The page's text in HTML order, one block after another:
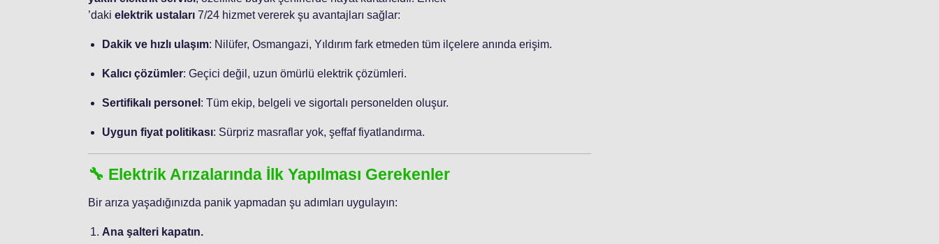
’daki elektrik ustaları 7/24 hizmet vererek şu avantajları sağlar:
Dakik ve hızlı ulaşım: Nilüfer, Osmangazi, Yıldırım fark etmeden tüm ilçelere anında erişim.
Kalıcı çözümler: Geçici değil, uzun ömürlü elektrik çözümleri.
Sertifikalı personel : Tüm ekip, belgeli ve sigortalı personelden oluşur.
Uygun fiyat politikası: Sürpriz masraflar yok, şeffaf fiyatlandırma.
🔧 Elektrik Arızalarında İlk Yapılması Gerekenler
Bir arıza yaşadığınızda panik yapmadan şu adımları uygulayın:
Ana şalteri kapatın.